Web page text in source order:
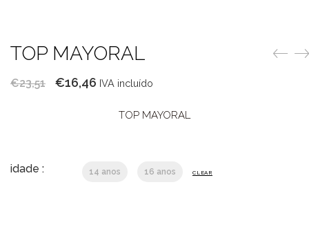
TOP MAYORAL
€23,51
O
€16,46 O
atual
IVA incluído
TOP MAYORAL
idade : 14 anos 16 anos CLEAR